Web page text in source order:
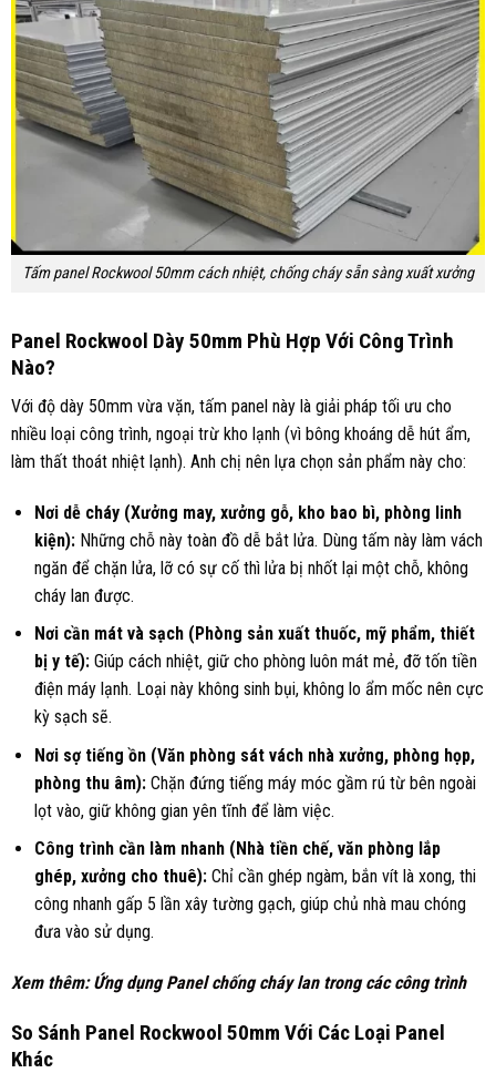
Tấm panel Rockwool 50mm cách nhiệt, chống cháy sẵn sàng xuất xưởng
Panel Rockwool Dày 50mm Phù Hợp Với Công Trình
Nào?
Với độ dày 50mm vừa vặn, tấm panel này là giải pháp tối ưu cho
nhiều loại công trình, ngoại trừ kho lạnh (vì bông khoáng dễ hút ẩm,
làm thất thoát nhiệt lạnh). Anh chị nên lựa chọn sản phẩm này cho:
Nơi dễ cháy (Xưởng may, xưởng gỗ, kho bao bì, phòng linh
kiện):Những chỗ này toàn đồ dễ bắt lửa. Dùng tấm này làm vách
ngăn để chặn lửa, lỡ có sự cố thì lửa bị nhốt lại một chỗ, không
cháy lan được.
Nơi cần mát và sạch (Phòng sản xuất thuốc, mỹ phẩm, thiết
bị y tế):Giúp cách nhiệt, giữ cho phòng luôn mát mẻ, đỡ tốn tiền
điện máy lạnh. Loại này không sinh bụi, không lo ẩm mốc nên cực
kỳ sạch sẽ.
Nơi sợ tiếng ồn (Văn phòng sát vách nhà xưởng, phòng họp,
phòng thu âm):Chặn đứng tiếng máy móc gầm rú từ bên ngoài
lọt vào, giữ không gian yên tĩnh để làm việc.
Công trình cần làm nhanh (Nhà tiền chế, văn phòng lắp
ghép, xưởng cho thuê):Chỉ cần ghép ngàm, bắn vít là xong, thi
công nhanh gấp 5 lần xây tường gạch, giúp chủ nhà mau chóng
đưa vào sử dụng.
Xem thêm:Ứng dụng Panel chống cháy lan trong các công trình
So Sánh Panel Rockwool 50mm Với Các Loại Panel
Khác